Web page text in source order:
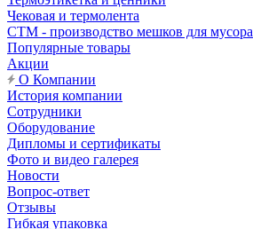
Чековая и термолента
СТМ - производство мешков для мусора
Популярные товары
Акции
О Компании
История компании
Сотрудники
Оборудование
Дипломы и сертификаты
Фото и видео галерея
Новости
Вопрос-ответ
Отзывы
Гибкая упаковка